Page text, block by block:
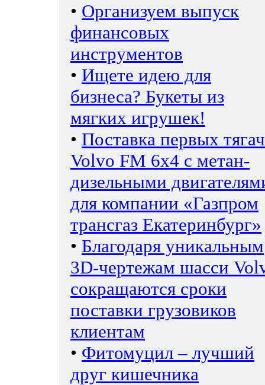
• Организуем выпуск
финансовых
инструментов
• Ищете идею для
бизнеса? Букеты из
мягких игрушек!
• Поставка первых
Volvo FM 6х4 с метан-
дизельными
для компании «Газпром
трансгаз Екатеринбург»
• Благодаря уникальным
3D-чертежам шасси
сокращаются сроки
поставки грузовиков
клиентам
• Фитомуцил – лучший
друг кишечника